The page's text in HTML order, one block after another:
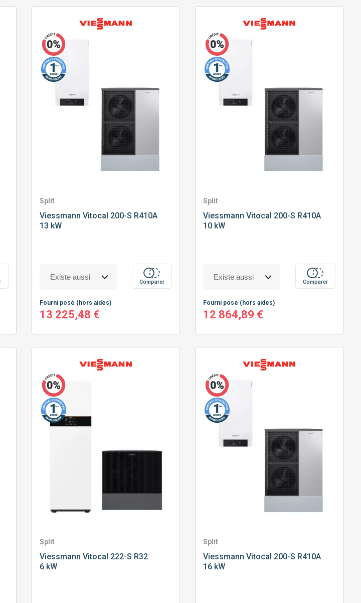
Split
Viessmann Vitocal 200-S R410A
13 kW
Comparer
Fourni posé (hors aides)
13 225,48 €
Split
Viessmann Vitocal 200-S R410A
10 kW
Comparer
Fourni posé (hors aides)
12 864,89 €
Split
Viessmann Vitocal 222-S R32
6 kW
Split
Viessmann Vitocal 200-S R410A
16 kW